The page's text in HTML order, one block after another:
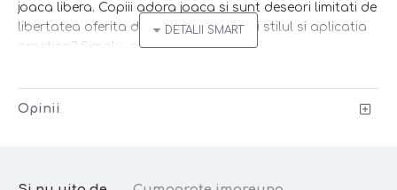
joaca libera. Copiii adora joaca si sunt deseori limitati de
libertatea oferita de haine. Cum imbini stilul si aplicatia
practica? Simplu, cu hainele comode si
organica si matasesunt realizate din cele mai bune
materiale.
Opinii